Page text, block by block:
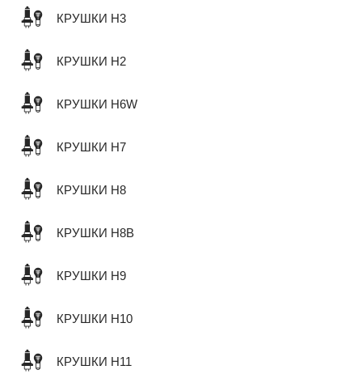
КРУШКИ H3
КРУШКИ H2
КРУШКИ H6W
КРУШКИ H7
КРУШКИ H8
КРУШКИ H8B
КРУШКИ H9
КРУШКИ H10
КРУШКИ H11